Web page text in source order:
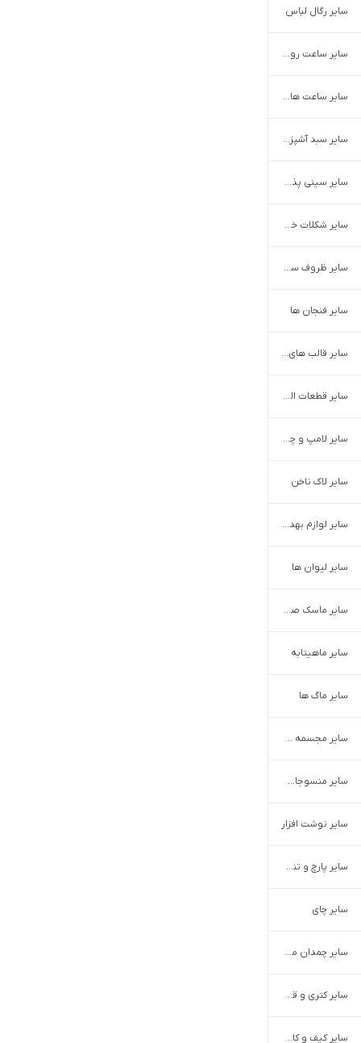
سایر رگال لباس
سایر ساعت رومیزی
سایر ساعت های هوشمند
سایر سبد آشپزخانه
سایر سینی پذیرایی
سایر شکلات خوری
سایر ظروف سرو و پذیرایی
سایر فنجان ها
سایر قالب های شیرینی پزی
سایر قطعات الکترونیک
سایر لامپ و چراغ خودرو
سایر لاک ناخن
سایر لوازم بهداشت و مراقبت بدن
سایر لیوان ها
سایر ماسک صورت و بدن
سایر ماهیتابه
سایر ماگ ها
سایر مجسمه و تندیس
سایر منسوجات آشپزخانه
سایر نوشت‌ افزار
سایر پارچ و تنگ آب
سایر چای
سایر چمدان مسافرتی
سایر کتری و قوری
سایر کیف و کاور گوشی